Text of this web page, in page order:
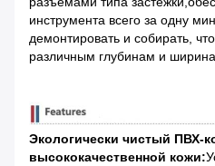
инструмента всего за одну
демонтировать и собирать,
различным глубинам и
Экологически чистый ПВХ-
высококачественной кожи: